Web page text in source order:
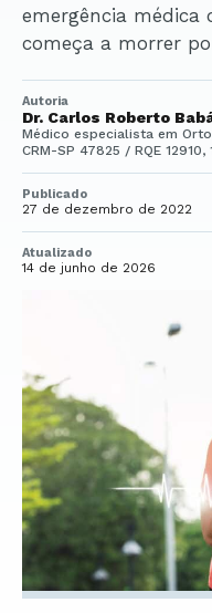
emergência médica
começa a morrer
Autoria
Dr. Carlos Roberto
Médico especialista em
CRM-SP 47825 / RQE 12910,
Publicado
27 de dezembro de 2022
Atualizado
14 de junho de 2026